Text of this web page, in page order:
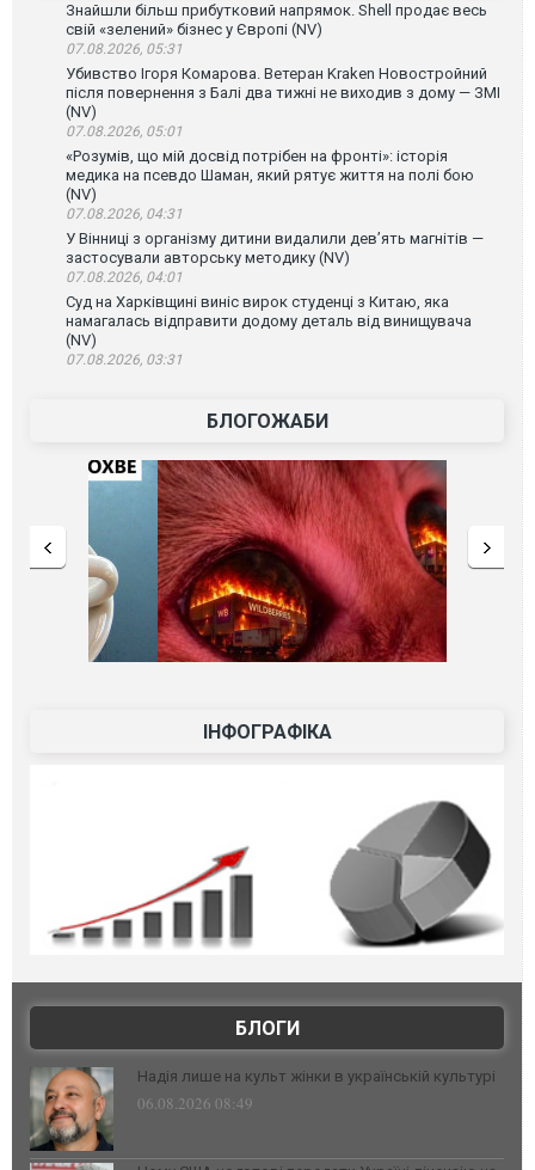
Знайшли більш прибутковий напрямок. Shell продає весь
свій «зелений» бізнес у Європі (NV)
07.08.2026, 05:31
Убивство Ігоря Комарова. Ветеран Kraken Новостройний
після повернення з Балі два тижні не виходив з дому — ЗМІ
(NV)
07.08.2026, 05:01
«Розумів, що мій досвід потрібен на фронті»: історія
медика на псевдо Шаман, який рятує життя на полі бою
(NV)
07.08.2026, 04:31
У Вінниці з організму дитини видалили дев’ять магнітів —
застосували авторську методику (NV)
07.08.2026, 04:01
Суд на Харківщині виніс вирок студенці з Китаю, яка
намагалась відправити додому деталь від винищувача
(NV)
07.08.2026, 03:31
БЛОГОЖАБИ
ІНФОГРАФІКА
БЛОГИ
Надія лише на культ жінки в українській культурі
06.08.2026 08:49